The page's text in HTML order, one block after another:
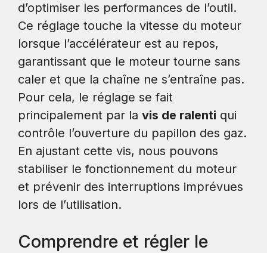
d’optimiser les performances de l’outil.
Ce réglage touche la vitesse du moteur
lorsque l’accélérateur est au repos,
garantissant que le moteur tourne sans
caler et que la chaîne ne s’entraîne pas.
Pour cela, le réglage se fait
principalement par la vis de ralenti qui
contrôle l’ouverture du papillon des gaz.
En ajustant cette vis, nous pouvons
stabiliser le fonctionnement du moteur
et prévenir des interruptions imprévues
lors de l’utilisation.
Comprendre et régler le